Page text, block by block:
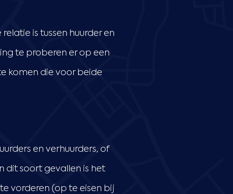
is tussen huurder en
te proberen er op een
komen die voor beide
en verhuurders, of
dit soort gevallen is het
vorderen (op te eisen bij